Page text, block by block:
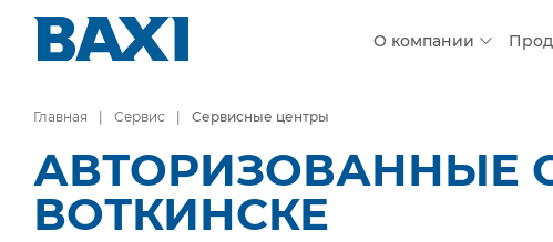
О компании
Главная Сервис Сервисные центры
АВТОРИЗОВАННЫЕ
ВОТКИНСКЕ